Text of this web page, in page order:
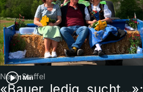
1 Min
Neue Staffel
«Bauer, ledig, sucht…»: